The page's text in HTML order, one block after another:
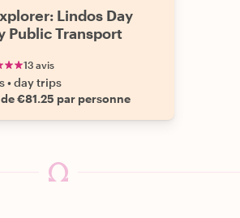
Lindos Day
Public Transport
13 avis
•day trips
€81.25 par personne